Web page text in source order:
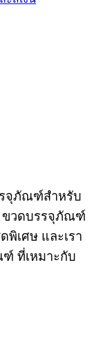
จุภัณฑ์สำหรับ
ขวดบรรจุภัณฑ์
พิเศษ และเรา
ที่เหมาะกับ